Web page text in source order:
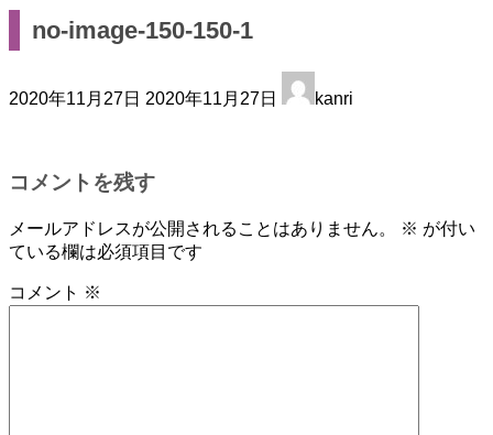
no-image-150-150-1
2020年11月27日 終
日
時
:
2020年11月27日 kanri
コメントを残す
メールアドレスが公開されることはありません。 ※ が付い
ている欄は必須項目です
コメント ※